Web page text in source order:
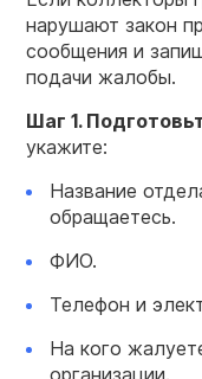
нарушают закон
сообщения и
подачи жалобы.
Шаг 1.
укажите:
Название
обращаетесь.
ФИО.
Телефон и
На кого